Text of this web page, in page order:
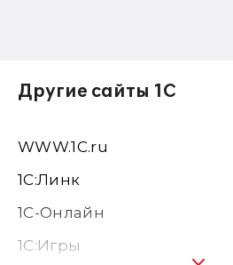
Другие сайты 1С
WWW.1С.ru
1С:Линк
1С-Онлайн
1C:Игры